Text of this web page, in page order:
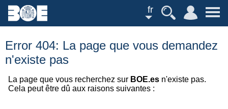
fr
Error 404: La page que vous demandez
n'existe pas
La page que vous recherchez sur BOE.es n'existe pas.
Cela peut être dû aux raisons suivantes :